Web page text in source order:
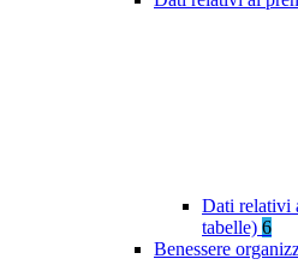
Dati relativi
tabelle) 6
Benessere